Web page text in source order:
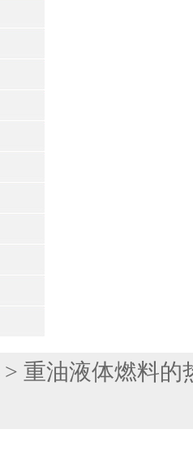
> 重油液体燃料